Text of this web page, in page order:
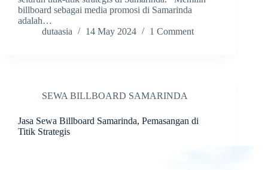
billboard sebagai media promosi di Samarinda
adalah…
dutaasia
14 May 2024 1 Comment
SEWA BILLBOARD SAMARINDA
Jasa Sewa Billboard Samarinda, Pemasangan di
Titik Strategis